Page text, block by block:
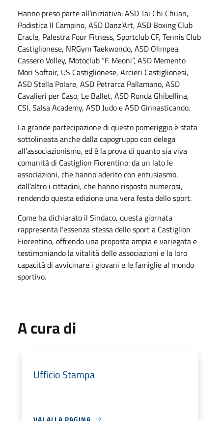
Hanno preso parte all’iniziativa:ASD Tai Chi Chuan,
Podistica Il Campino, ASD Danz’Art, ASD Boxing Club
Eracle, Palestra Four Fitness, Sportclub CF, Tennis Club
Castiglionese, NRGym Taekwondo, ASD Olimpea,
Cassero Volley, Motoclub “F. Meoni”, ASD Memento
Mori Softair, US Castiglionese, Arcieri Castiglionesi,
ASD Stella Polare, ASD Petrarca Pallamano, ASD
Cavalieri per Caso, Le Ballet, ASD Ronda Ghibellina,
CSI, Salsa Academy, ASD Judo e ASD Ginnasticando.
La grande partecipazione di questo pomeriggio è stata
sottolineata anche dalla capogruppo con delega
all’associazionismo, ed è la prova di quanto sia viva
comunità di Castiglion Fiorentino: da un lato le
associazioni, che hanno aderito con entusiasmo,
dall’altro i cittadini, che hanno risposto numerosi,
rendendo questa edizione una vera festa dello sport.
Come ha dichiarato il Sindaco, questa giornata
rappresenta l’essenza stessa dello sport a Castiglion
Fiorentino, offrendo una proposta ampia e variegata e
testimoniando la vitalità delle associazioni e la loro
capacità di avvicinare i giovani e le famiglie al mondo
sportivo.
A cura di
Ufficio Stampa